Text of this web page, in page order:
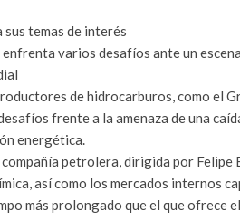
sus temas de interés
varios desafíos ante un
de hidrocarburos, como el
frente a la amenaza de una
energética.
petrolera, dirigida por
así como los mercados internos
más prolongado que el que ofrece